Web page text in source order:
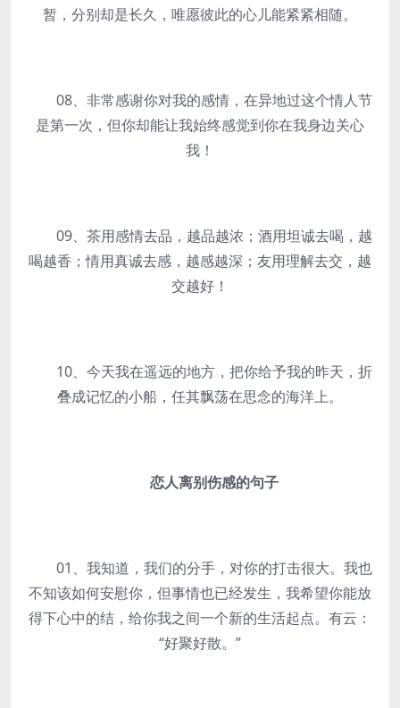
暂，分别却是长久，唯愿彼此的心儿能紧紧相随。
08、非常感谢你对我的感情，在异地过这个情人节
是第一次，但你却能让我始终感觉到你在我身边关心
我！
09、茶用感情去品，越品越浓；酒用坦诚去喝，越
喝越香；情用真诚去感，越感越深；友用理解去交，越
交越好！
10、今天我在遥远的地方，把你给予我的昨天，折
叠成记忆的小船，任其飘荡在思念的海洋上。
恋人离别伤感的句子
01、我知道，我们的分手，对你的打击很大。我也
不知该如何安慰你，但事情也已经发生，我希望你能放
得下心中的结，给你我之间一个新的生活起点。有云：
“好聚好散。”